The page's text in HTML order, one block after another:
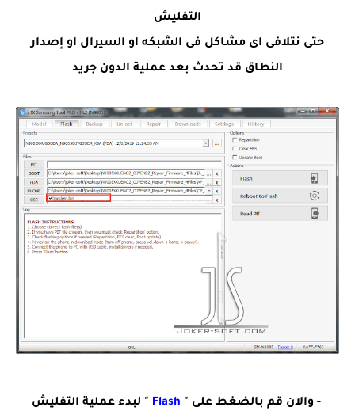
التفليش
حتى نتلافى اى مشاكل فى الشبكه او السيرال او إصدار
النطاق قد تحدث بعد عملية الدون جريد
- والان قم بالضغط على " Flash " لبدء عملية التفليش